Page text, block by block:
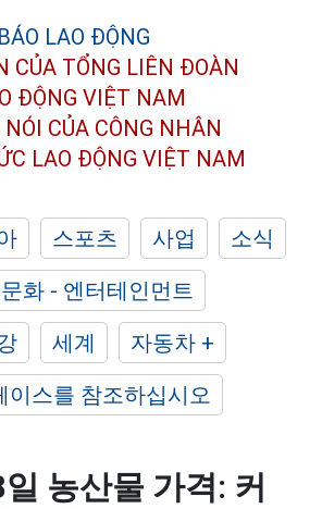
CỦA TỔNG LIÊN ĐOÀN
ĐỘNG VIỆT NAM
CỦA CÔNG NHÂN
LAO ĐỘNG VIỆT NAM
스포츠 사업
소식
문화 - 엔터테인먼트
세계
자동차 +
이스를 참조하십시오
농산물 가격: 커